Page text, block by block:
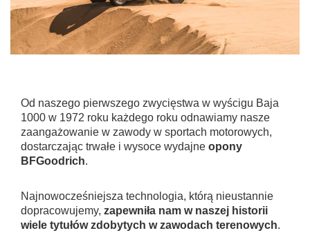
Od naszego pierwszego zwycięstwa w wyścigu Baja
1000 w 1972 roku każdego roku odnawiamy nasze
zaangażowanie w zawody w sportach motorowych,
dostarczając trwałe i wysoce wydajne opony
BFGoodrich.
Najnowocześniejsza technologia, którą nieustannie
dopracowujemy, zapewniła nam w naszej historii
wiele tytułów zdobytych w zawodach terenowych.